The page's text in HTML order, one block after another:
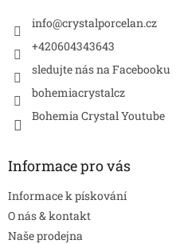
info@crystalporcelan.cz
+420604343643
sledujte nás na Facebooku
bohemiacrystalcz
Bohemia Crystal Youtube
Informace pro vás
Informace k pískování
O nás & kontakt
Naše prodejna